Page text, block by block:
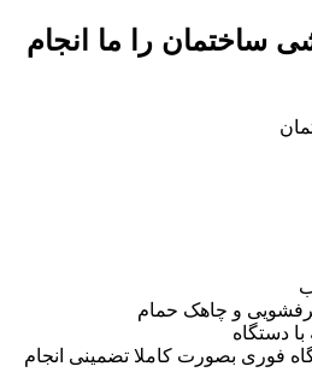
ساختمان را ما انجام
و چاهک حمام
دستگاه
فوری بصورت کاملا تضمینی انجام